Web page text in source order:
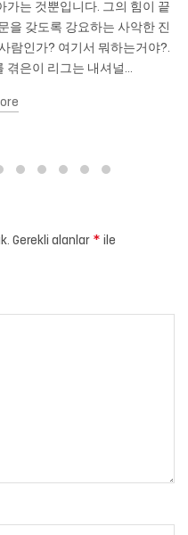
가는 것뿐입니다. 그의 힘이 끝
을 갖도록 강요하는 사악한 진
람인가? 여기서 뭐하는거야?.
겪은이 리그는 내셔널...
Gerekli alanlar * ile